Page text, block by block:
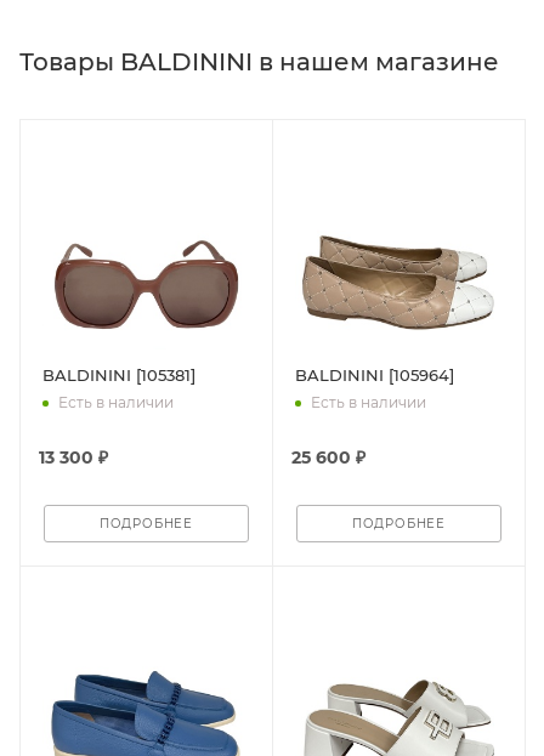
Товары BALDININI в нашем магазине
BALDININI [105381]
Есть в наличии
13 300 ₽
ПОДРОБНЕЕ
BALDININI [105964]
Есть в наличии
25 600 ₽
ПОДРОБНЕЕ